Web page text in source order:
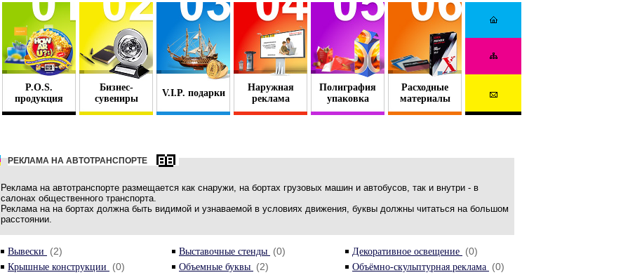
P.O.S.
продукция
Бизнес-
сувениры
V.I.P. подарки
Наружная
реклама
Полиграфия
упаковка
Расходные
материалы
РЕКЛАМА НА АВТОТРАНСПОРТЕ
Реклама на автотранспорте размещается как снаружи, на бортах грузовых машин и автобусов, так и внутри - в
салонах общественного транспорта.
Реклама на на бортах должна быть видимой и узнаваемой в условиях движения, буквы должны читаться на большом
расстоянии.
Вывески (2) Выставочные стенды (0) Декоративное освещение (0)
Крышные конструкции (0) Объемные буквы (2) Объёмно-скульптурная реклама (0)